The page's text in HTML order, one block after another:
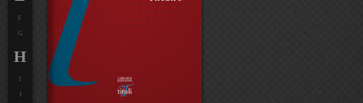
F
G
H
J